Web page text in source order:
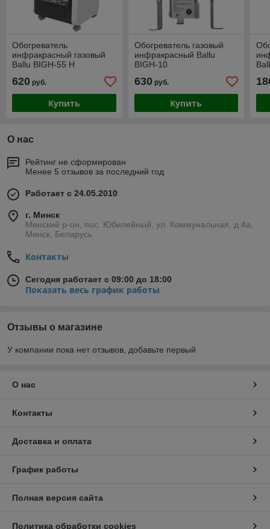
Обогреватель
инфракрасный газовый
Ballu BIGH-55 H
620 руб.
Купить
Обогреватель газовый
инфракрасный Ballu
BIGH-10
630руб.
Купить
О нас
Рейтинг не сформирован
Менее 5 отзывов за последний год
Работает с 24.05.2010
г. Минск
Минский р-он, пос. Юбилейный, ул. Коммунальная, д.4а,
Минск, Беларусь
Контакты
Сегодня работает с 09:00 до 18:00
Показать весь график работы
Отзывы о магазине
У компании пока нет отзывов, добавьте первый
О нас
Контакты
Доставка и оплата
График работы
Полная версия сайта
Политика обработки cookies